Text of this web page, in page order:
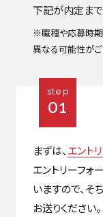
下記が内定まで
※職種や応募時期
異なる可能性がご
step
01
まずは、 エント
エントリーフ
いますので、
お送りください。